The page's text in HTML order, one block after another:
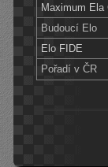
Maximum Ela
Budoucí Elo
Elo FIDE
Pořadí v ČR